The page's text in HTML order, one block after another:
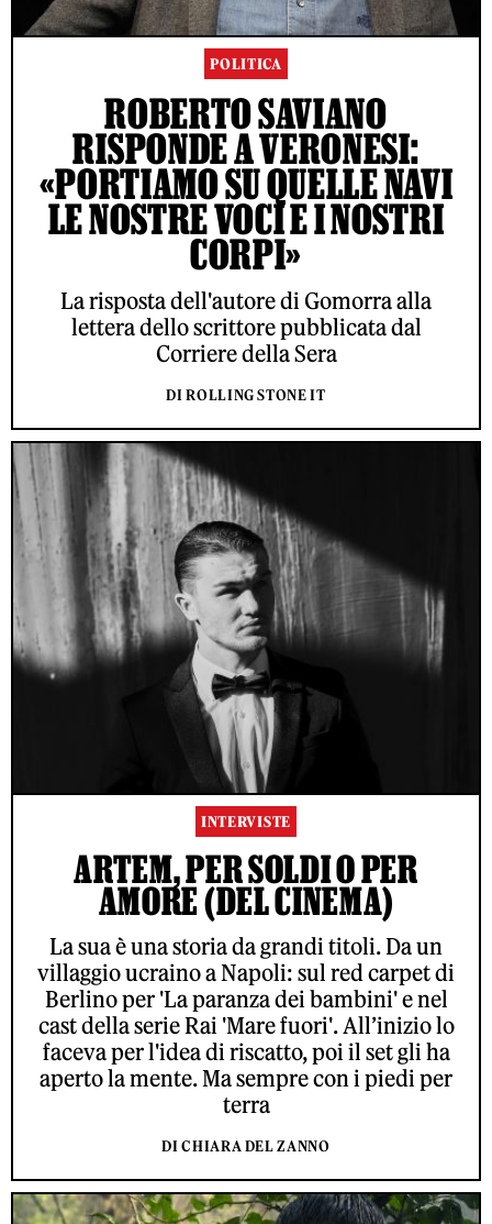
POLITICA
ROBERTO SAVIANO
RISPONDE A VERONESI:
«PORTIAMO SU QUELLE NAVI
LE NOSTRE VOCI E I NOSTRI
CORPI»
La risposta dell'autore di Gomorra alla
lettera dello scrittore pubblicata dal
Corriere della Sera
DI ROLLING STONE IT
INTERVISTE
ARTEM, PER SOLDI O PER
AMORE (DEL CINEMA)
La sua è una storia da grandi titoli. Da un
villaggio ucraino a Napoli: sul red carpet di
Berlino per 'La paranza dei bambini' e nel
cast della serie Rai 'Mare fuori'. All’inizio lo
faceva per l'idea di riscatto, poi il set gli ha
aperto la mente. Ma sempre con i piedi per
terra
DI CHIARA DEL ZANNO